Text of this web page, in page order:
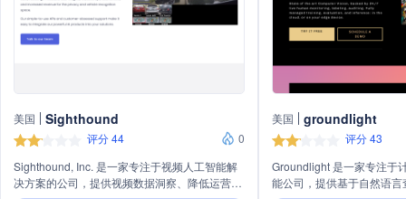
美国 Sighthound
评分 44
0
Sighthound, Inc. 是一家专注于视频人工智能解
决方案的公司，提供视频数据洞察、降低运营成
美国 groundlight
评分 43
Groundlight 是一家专注于
能公司，提供基于自然语